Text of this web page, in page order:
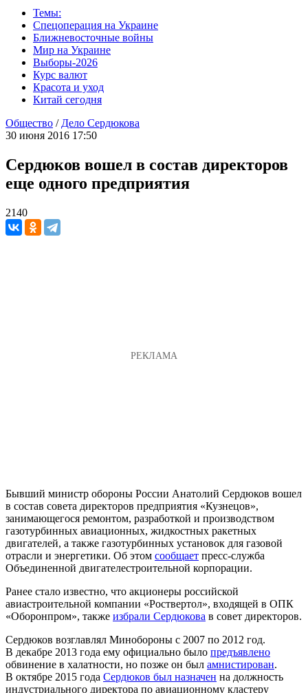
Темы:
Спецоперация на Украине
Ближневосточные войны
Мир на Украине
Выборы-2026
Курс валют
Красота и уход
Китай сегодня
Общество / Дело Сердюкова
30 июня 2016 17:50
Сердюков вошел в состав директоров
еще одного предприятия
2140
Бывший министр обороны России Анатолий Сердюков вошел
в состав совета директоров предприятия «Кузнецов»,
занимающегося ремонтом, разработкой и производством
газотурбинных авиационных, жидкостных ракетных
двигателей, а также газотурбинных установок для газовой
отрасли и энергетики. Об этом сообщает пресс-служба
Объединенной двигателестроительной корпорации.
Ранее стало известно, что акционеры российской
авиастроительной компании «Роствертол», входящей в ОПК
«Оборонпром», также избрали Сердюкова в совет директоров.
Сердюков возглавлял Минобороны с 2007 по 2012 год.
В декабре 2013 года ему официально было предъявлено
обвинение в халатности, но позже он был амнистирован.
В октябре 2015 года Сердюков был назначен на должность
индустриального директора по авиационному кластеру